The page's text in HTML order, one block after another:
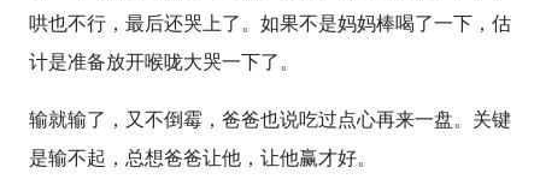
哄也不行，最后还哭上了。如果不是妈妈棒喝了一下，估
计是准备放开喉咙大哭一下了。
输就输了，又不倒霉，爸爸也说吃过点心再来一盘。关键
是输不起，总想爸爸让他，让他赢才好。